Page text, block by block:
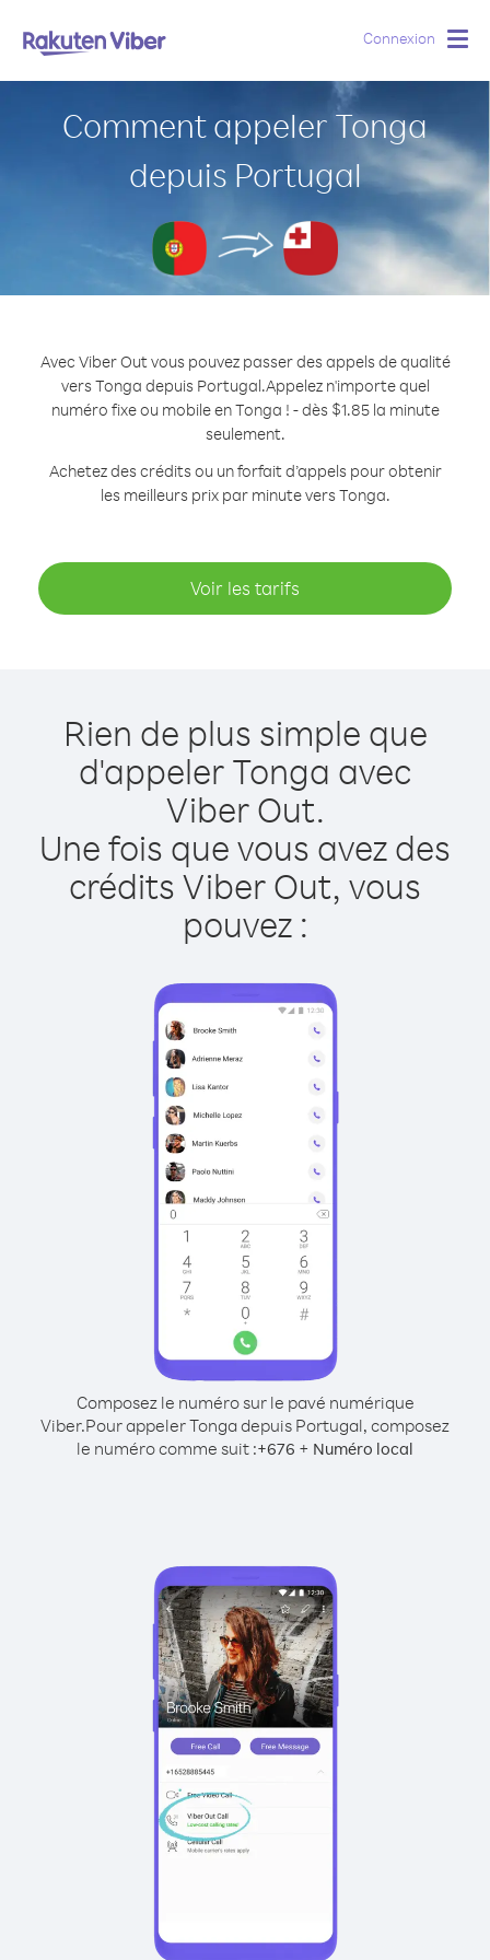
Connexion
Comment appeler Tonga
depuis Portugal
Avec Viber Out vous pouvez passer des appels de qualité
vers Tonga depuis Portugal.Appelez n'importe quel
numéro fixe ou mobile en Tonga ! - dès $1.85 la minute
seulement.
Achetez des crédits ou un forfait d’appels pour obtenir
les meilleurs prix par minute vers Tonga.
Voir les tarifs
Rien de plus simple que
d'appeler Tonga avec
Viber Out.
Une fois que vous avez des
crédits Viber Out, vous
pouvez :
Composez le numéro sur le pavé numérique
Viber.Pour appeler Tonga depuis Portugal, composez
le numéro comme suit :+676 + Numéro local